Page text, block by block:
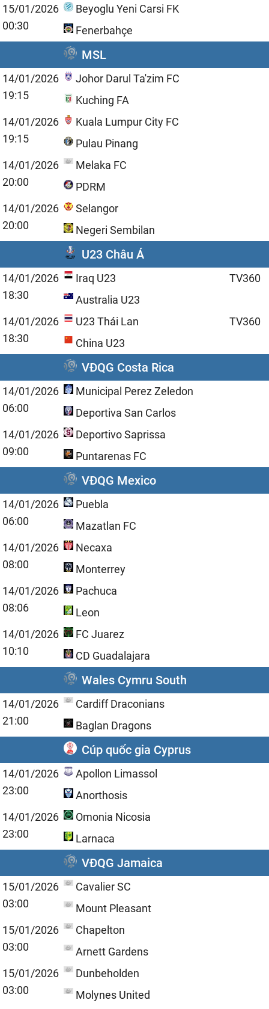
15/01/2026
00:30
Beyoglu Yeni Carsi FK
Fenerbahçe
MSL
14/01/2026
19:15
Johor Darul Ta'zim FC
Kuching FA
14/01/2026
19:15
Kuala Lumpur City FC
Pulau Pinang
14/01/2026
20:00
Melaka FC
PDRM
14/01/2026
20:00
Selangor
Negeri Sembilan
U23 Châu Á
14/01/2026
18:30
Iraq U23
TV360
Australia U23
14/01/2026
18:30
U23 Thái Lan
TV360
China U23
VĐQG Costa Rica
14/01/2026
06:00
Municipal Perez Zeledon
Deportiva San Carlos
14/01/2026
09:00
Deportivo Saprissa
Puntarenas FC
VĐQG Mexico
14/01/2026
06:00
Puebla
Mazatlan FC
14/01/2026
08:00
Necaxa
Monterrey
14/01/2026
08:06
Pachuca
Leon
14/01/2026
10:10
FC Juarez
CD Guadalajara
Wales Cymru South
14/01/2026
21:00
Cardiff Draconians
Baglan Dragons
Cúp quốc gia Cyprus
14/01/2026
23:00
Apollon Limassol
Anorthosis
14/01/2026
23:00
Omonia Nicosia
Larnaca
VĐQG Jamaica
15/01/2026
03:00
Cavalier SC
Mount Pleasant
15/01/2026
03:00
Chapelton
Arnett Gardens
15/01/2026
03:00
Dunbeholden
Molynes United